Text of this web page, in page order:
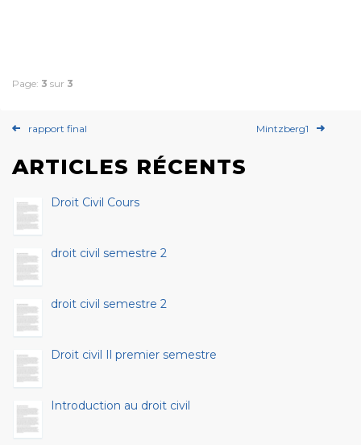
Page: 3 sur 3
rapport final Mintzberg1
ARTICLES RÉCENTS
Droit Civil Cours
droit civil semestre 2
droit civil semestre 2
Droit civil Il premier semestre
Introduction au droit civil